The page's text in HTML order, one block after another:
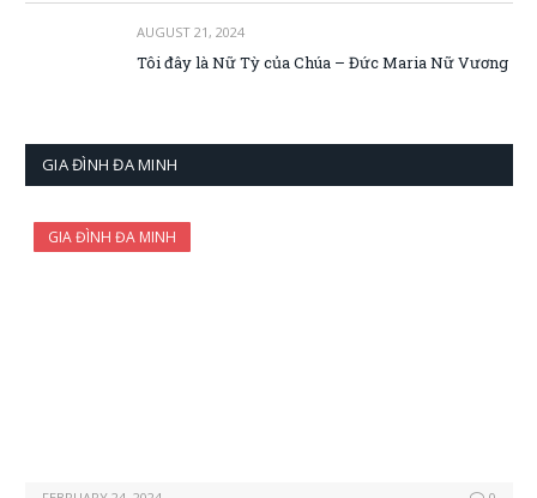
AUGUST 21, 2024
Tôi đây là Nữ Tỳ của Chúa – Đức Maria Nữ Vương
GIA ĐÌNH ĐA MINH
GIA ĐÌNH ĐA MINH